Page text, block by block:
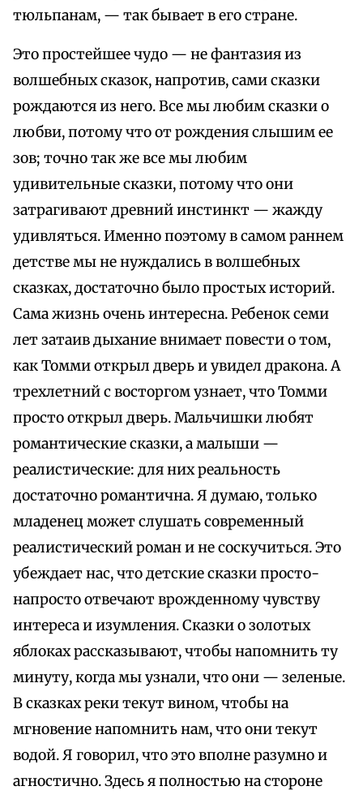
тюльпанам, — так бывает в его стране.
Это простейшее чудо — не фантазия из
волшебных сказок, напротив, сами сказки
рождаются из него. Все мы любим сказки о
любви, потому что от рождения слышим ее
зов; точно так же все мы любим
удивительные сказки, потому что они
затрагивают древний инстинкт — жажду
удивляться. Именно поэтому в самом раннем
детстве мы не нуждались в волшебных
сказках, достаточно было простых историй.
Сама жизнь очень интересна. Ребенок семи
лет затаив дыхание внимает повести о том,
как Томми открыл дверь и увидел дракона. А
трехлетний с восторгом узнает, что Томми
просто открыл дверь. Мальчишки любят
романтические сказки, а малыши —
реалистические: для них реальность
достаточно романтична. Я думаю, только
младенец может слушать современный
реалистический роман и не соскучиться. Это
убеждает нас, что детские сказки просто-
напросто отвечают врожденному чувству
интереса и изумления. Сказки о золотых
яблоках рассказывают, чтобы напомнить ту
минуту, когда мы узнали, что они — зеленые.
В сказках реки текут вином, чтобы на
мгновение напомнить нам, что они текут
водой. Я говорил, что это вполне разумно и
агностично. Здесь я полностью на стороне